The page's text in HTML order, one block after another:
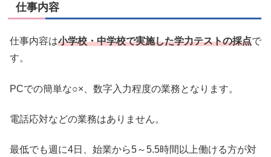
仕事内容
仕事内容は小学校・中学校で実施した学力テストの採点で
す。
PCでの簡単な○×、数字入力程度の業務となります。
電話応対などの業務はありません。
最低でも週に4日、始業から5～5.5時間以上働ける方が対